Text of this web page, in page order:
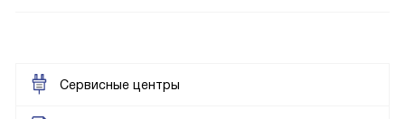
Сервисные центры